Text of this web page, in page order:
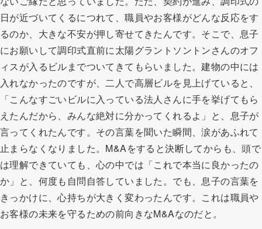
日が近づいてくるにつれて、職員やお客様がどんな反応をす
るのか、大きな不安が押し寄せてきたんです。そこで、息子
にお願いして調印式直前に太陽グラントソントンさんのオフ
ィスが入るビルまでついてきてもらいました。建物の中には
入れなかったのですが、二人で高層ビルを見上げていると、
「こんなすごいビルに入っている法人さんに手を挙げてもら
えたんだから、みんな絶対に分かってくれるよ」と、息子が
言ってくれたんです。その言葉を聞いた瞬間、涙があふれて
止まらなくなりました。M&Aをすると決断してからも、頭で
は理解できていても、心の中では「これで本当に良かったの
か」と、何度も自問自答していました。でも、息子の言葉を
きっかけに、心持ちが大きく変わったんです。これは職員や
お客様の未来を守るための前向きなM&Aなのだと。